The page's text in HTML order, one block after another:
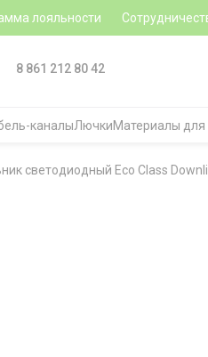
лояльности
8 861 212 80 42
каналыЛючкиМатериалы
светодиодный Eco Class